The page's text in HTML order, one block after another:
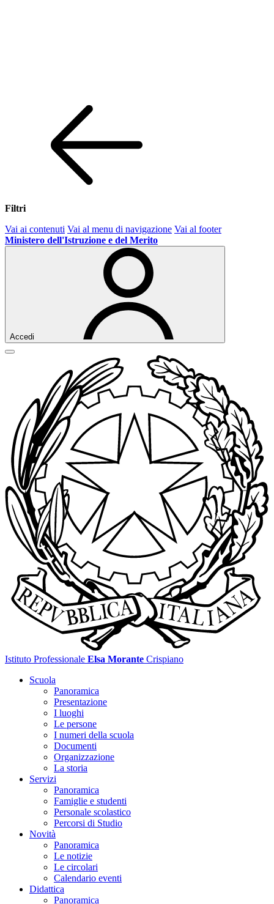
Filtri
Vai ai contenuti Vai al menu di navigazione Vai al footer
Ministero dell'Istruzione e del Merito
Accedi
Istituto Professionale Elsa Morante Crispiano
Scuola
Panoramica
Presentazione
I luoghi
Le persone
I numeri della scuola
Documenti
Organizzazione
La storia
Servizi
Panoramica
Famiglie e studenti
Personale scolastico
Percorsi di Studio
Novità
Panoramica
Le notizie
Le circolari
Calendario eventi
Didattica
Panoramica